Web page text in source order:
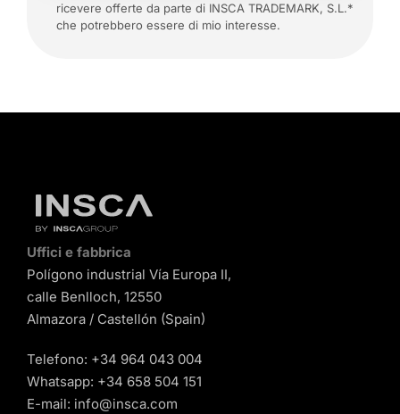
ricevere offerte da parte di INSCA TRADEMARK, S.L.*
che potrebbero essere di mio interesse.
Uffici e fabbrica
Polígono industrial Vía Europa II,
calle Benlloch, 12550
Almazora / Castellón (Spain)
Telefono: +34 964 043 004
Whatsapp: +34 658 504 151
E-mail: info@insca.com